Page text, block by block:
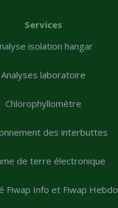
Services
isolation hangar
Analyses laboratoire
Chlorophyllomètre
des interbuttes
de terre électronique
Fiwap Info et Fiwap Hebdo